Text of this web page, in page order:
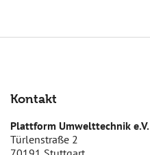
Kontakt
Plattform Umwelttechnik e.V.
Türlenstraße 2